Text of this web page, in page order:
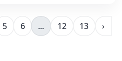
5 6 ... 12 13 ›